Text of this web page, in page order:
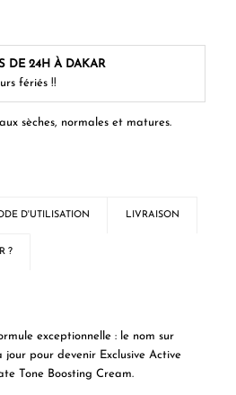
sèches, normales et matures.
DE 24H À DAKAR
fériés !!
D'UTILISATION LIVRAISON
?
exceptionnelle : le nom sur
jour pour devenir Exclusive Active
Tone Boosting Cream.